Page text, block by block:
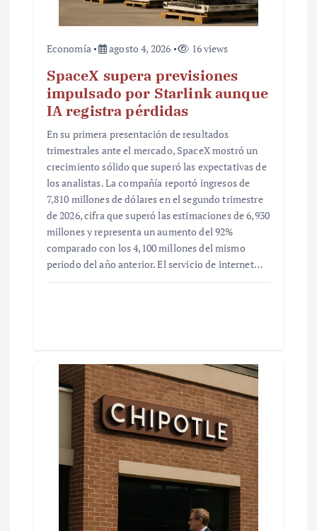
Economía agosto 4, 2026 16 views
SpaceX supera previsiones
impulsado por Starlink aunque
IA registra pérdidas
En su primera presentación de resultados
trimestrales ante el mercado, SpaceX mostró un
crecimiento sólido que superó las expectativas de
los analistas. La compañía reportó ingresos de
7,810 millones de dólares en el segundo trimestre
de 2026, cifra que superó las estimaciones de 6,930
millones y representa un aumento del 92%
comparado con los 4,100 millones del mismo
periodo del año anterior. El servicio de internet…